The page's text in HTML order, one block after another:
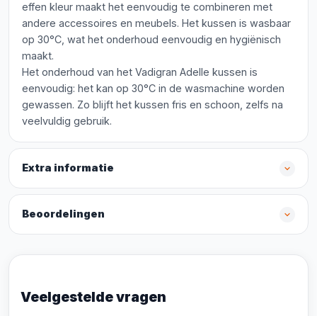
effen kleur maakt het eenvoudig te combineren met
andere accessoires en meubels. Het kussen is wasbaar
op 30°C, wat het onderhoud eenvoudig en hygiënisch
maakt.
Het onderhoud van het Vadigran Adelle kussen is
eenvoudig: het kan op 30°C in de wasmachine worden
gewassen. Zo blijft het kussen fris en schoon, zelfs na
veelvuldig gebruik.
Extra informatie
Beoordelingen
Veelgestelde vragen